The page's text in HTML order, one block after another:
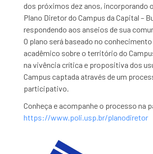
dos próximos dez anos, incorporando
Plano Diretor do Campus da Capital –
respondendo aos anseios de sua
O plano será baseado no
acadêmico sobre o território do
na vivência crítica e propositiva dos
Campus captada através de um
participativo.
Conheça e acompanhe o processo na
https://www.poli.usp.br/planodiretor